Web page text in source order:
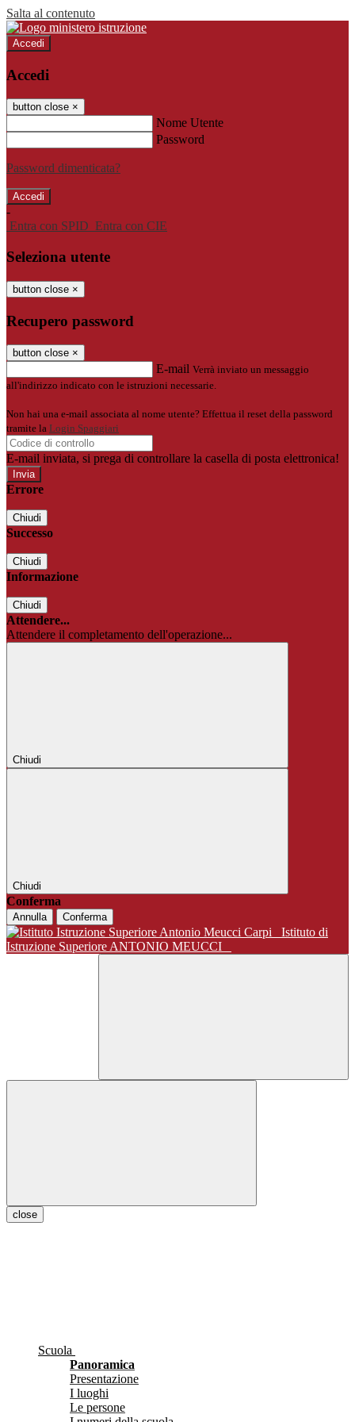
Salta al contenuto
Accedi
Accedi
button close ×
Nome Utente
Password
Password dimenticata?
-
Entra con SPID Entra con CIE
Seleziona utente
button close ×
Recupero password
button close ×
E-mail Verrà inviato un messaggio
all'indirizzo indicato con le istruzioni necessarie.
Non hai una e-mail associata al nome utente? Effettua il reset della password
tramite la Login Spaggiari
E-mail inviata, si prega di controllare la casella di posta elettronica!
Errore
Chiudi
Successo
Chiudi
Informazione
Chiudi
Attendere...
Attendere il completamento dell'operazione...
Chiudi
Chiudi
Conferma
Annulla Conferma
Istituto di
Istruzione Superiore ANTONIO MEUCCI
close
Scuola
Panoramica
Presentazione
I luoghi
Le persone